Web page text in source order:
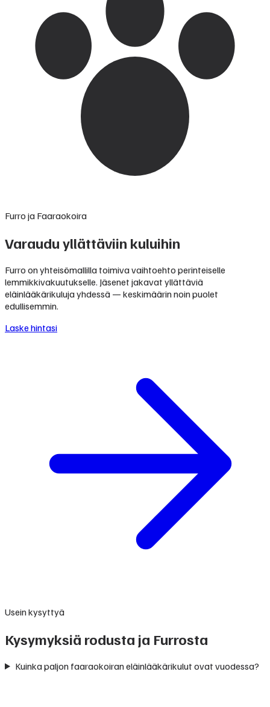
Furro ja Faaraokoira
Varaudu yllättäviin kuluihin
Furro on yhteisömallilla toimiva vaihtoehto perinteiselle
lemmikkivakuutukselle. Jäsenet jakavat yllättäviä
eläinlääkärikuluja yhdessä — keskimäärin noin puolet
edullisemmin.
Laske hintasi
Usein kysyttyä
Kysymyksiä rodusta ja Furrosta
Kuinka paljon faaraokoiran eläinlääkärikulut ovat vuodessa?